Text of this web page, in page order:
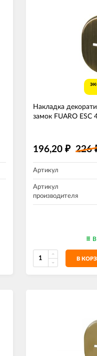
Накладка
замок FUARO
196,20 ₽ 226
Артикул
Артикул
производителя
В